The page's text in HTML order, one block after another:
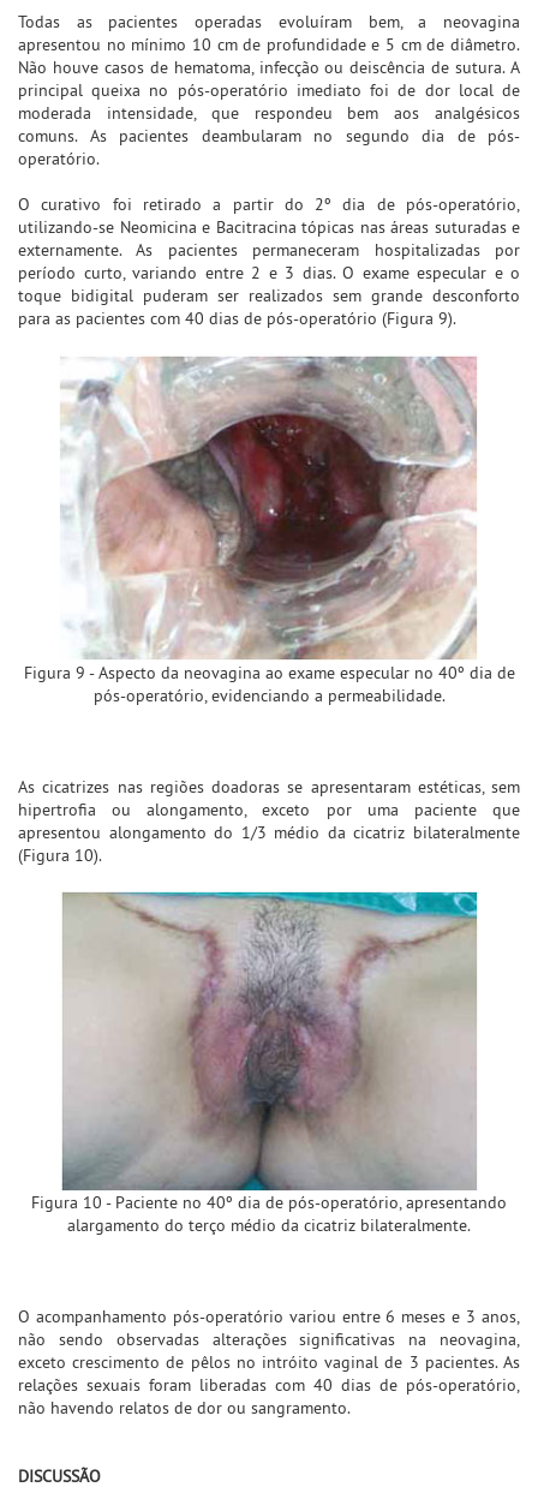
Todas as pacientes operadas evoluíram bem, a neovagina
apresentou no mínimo 10 cm de profundidade e 5 cm de diâmetro.
Não houve casos de hematoma, infecção ou deiscência de sutura. A
principal queixa no pós-operatório imediato foi de dor local de
moderada intensidade, que respondeu bem aos analgésicos
comuns. As pacientes deambularam no segundo dia de pós-
operatório.
O curativo foi retirado a partir do 2º dia de pós-operatório,
utilizando-se Neomicina e Bacitracina tópicas nas áreas suturadas e
externamente. As pacientes permaneceram hospitalizadas por
período curto, variando entre 2 e 3 dias. O exame especular e o
toque bidigital puderam ser realizados sem grande desconforto
para as pacientes com 40 dias de pós-operatório (Figura 9).
Figura 9 - Aspecto da neovagina ao exame especular no 40º dia de
pós-operatório, evidenciando a permeabilidade.
As cicatrizes nas regiões doadoras se apresentaram estéticas, sem
hipertrofia ou alongamento, exceto por uma paciente que
apresentou alongamento do 1/3 médio da cicatriz bilateralmente
(Figura 10).
Figura 10 - Paciente no 40º dia de pós-operatório, apresentando
alargamento do terço médio da cicatriz bilateralmente.
O acompanhamento pós-operatório variou entre 6 meses e 3 anos,
não sendo observadas alterações significativas na neovagina,
exceto crescimento de pêlos no intróito vaginal de 3 pacientes. As
relações sexuais foram liberadas com 40 dias de pós-operatório,
não havendo relatos de dor ou sangramento.
DISCUSSÃO